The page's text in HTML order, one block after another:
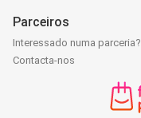
Parceiros
Interessado numa parceria?
Contacta-nos